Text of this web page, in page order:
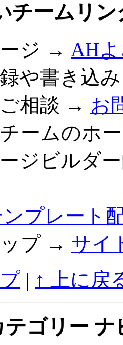
チームリン
ジ → AH
録や書き込
相談 → お
ームのホ
ジビルダ
プレート
プ → サイ
| ↑ 上に戻
ゴリー ナ